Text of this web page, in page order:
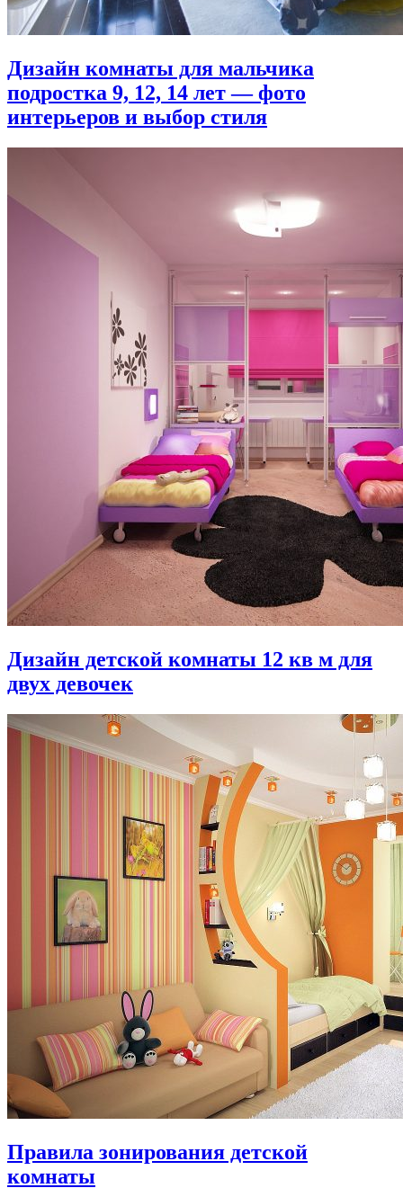
Дизайн комнаты для мальчика
подростка 9, 12, 14 лет — фото
интерьеров и выбор стиля
Дизайн детской комнаты 12 кв м для
двух девочек
Правила зонирования детской
комнаты